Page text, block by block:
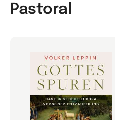
Pastoral